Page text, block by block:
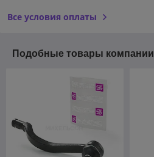
Все условия оплаты
Подобные товары компании